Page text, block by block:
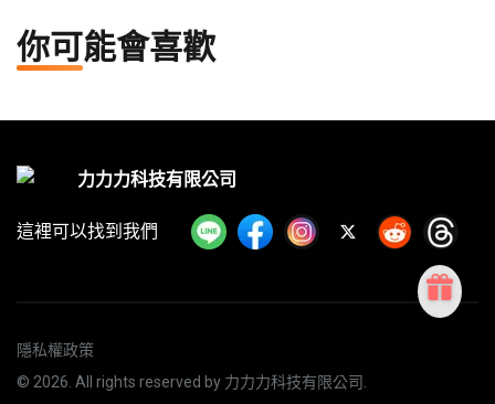
你可能會喜歡
力力力科技有限公司
這裡可以找到我們
隱私權政策
© 2026 . All rights reserved by 力力力科技有限公司